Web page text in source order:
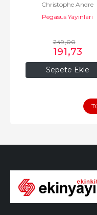
Sepete Ekle
Christophe Andre
Pegasus Yayınları
249,00
191,73